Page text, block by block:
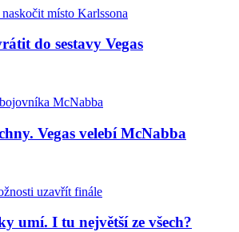
do sestavy Vegas
Vegas velebí McNabba
umí. I tu největší ze všech?